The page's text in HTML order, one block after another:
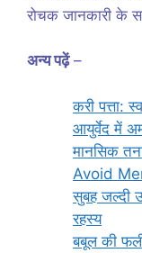
रोचक जानकारी के
अन्य पढ़ें–
करी पत्ता:
आयुर्वेद में
मानसिक
Avoid
सुबह जल्दी
रहस्य
बबूल की